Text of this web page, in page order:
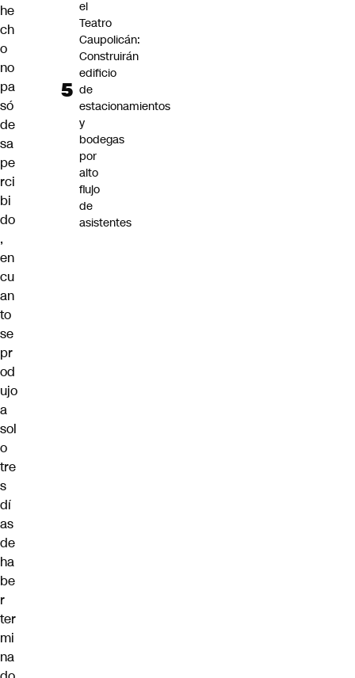
he
ch
o
no
pa
só
de
sa
pe
rci
bi
do
,
en
cu
an
to
se
pr
od
ujo
a
sol
o
tre
s
dí
as
de
ha
be
r
ter
mi
na
el
Teatro
Caupolicán:
Construirán
edificio
de
estacionamientos
y
bodegas
por
alto
flujo
de
asistentes